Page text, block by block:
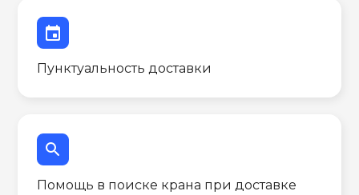
event
Пунктуальность доставки
search
Помощь в поиске крана при доставке